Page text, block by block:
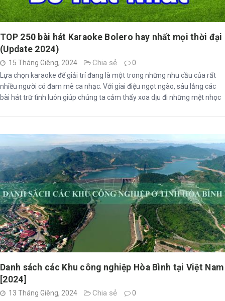
TOP 250 bài hát Karaoke Bolero hay nhất mọi thời đại
(Update 2024)
15 Tháng Giêng, 2024 Chia sẻ
0
Lựa chọn karaoke để giải trí đang là một trong những nhu cầu của rất
nhiều người có đam mê ca nhạc. Với giai điệu ngọt ngào, sâu lắng các
bài hát trữ tình luôn giúp chúng ta cảm thấy xoa dịu đi những mệt nhọc
Danh sách các Khu công nghiệp Hòa Bình tại Việt Nam
[2024]
13 Tháng Giêng, 2024 Chia sẻ 0